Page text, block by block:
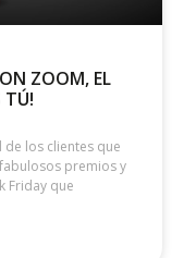
ZOOM, EL
TÚ!
los clientes que
premios y
Friday que